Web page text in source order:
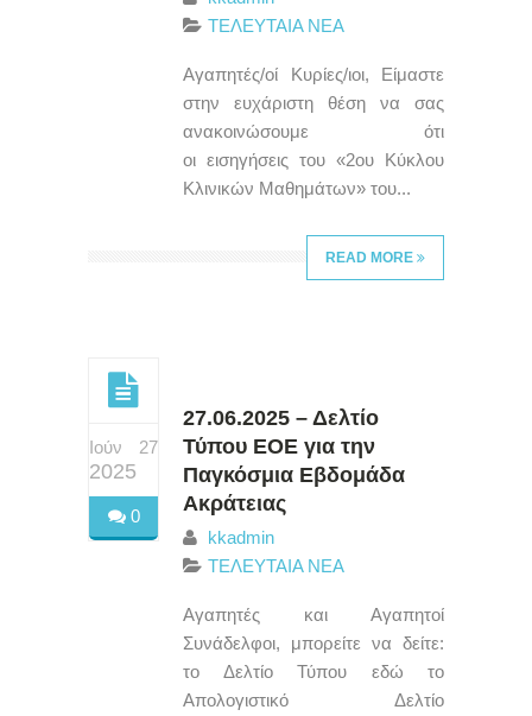
ΤΕΛΕΥΤΑΙΑ ΝΕΑ
Αγαπητές/οί Κυρίες/ιοι, Είμαστε
στην ευχάριστη θέση να σας
ανακοινώσουμε ότι
οι εισηγήσεις του «2ου Κύκλου
Κλινικών Μαθημάτων» του...
READ MORE
Ιούν 27
2025
0
27.06.2025 – Δελτίο
Τύπου ΕΟΕ για την
Παγκόσμια Εβδομάδα
Ακράτειας
kkadmin
ΤΕΛΕΥΤΑΙΑ ΝΕΑ
Αγαπητές και Αγαπητοί
Συνάδελφοι, μπορείτε να δείτε:
το Δελτίο Τύπου εδώ το
Απολογιστικό Δελτίο